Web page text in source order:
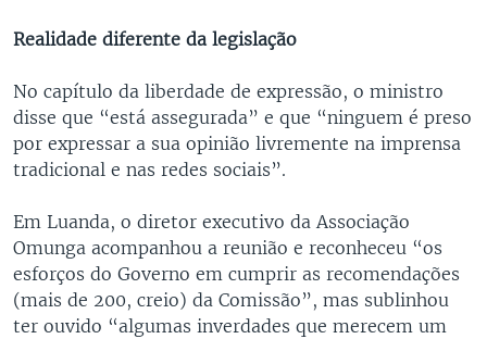
Realidade diferente da legislação
No capítulo da liberdade de expressão, o ministro
disse que “está assegurada” e que “ninguem é preso
por expressar a sua opinião livremente na imprensa
tradicional e nas redes sociais”.
Em Luanda, o diretor executivo da Associação
Omunga acompanhou a reunião e reconheceu “os
esforços do Governo em cumprir as recomendações
(mais de 200, creio) da Comissão”, mas sublinhou
ter ouvido “algumas inverdades que merecem um